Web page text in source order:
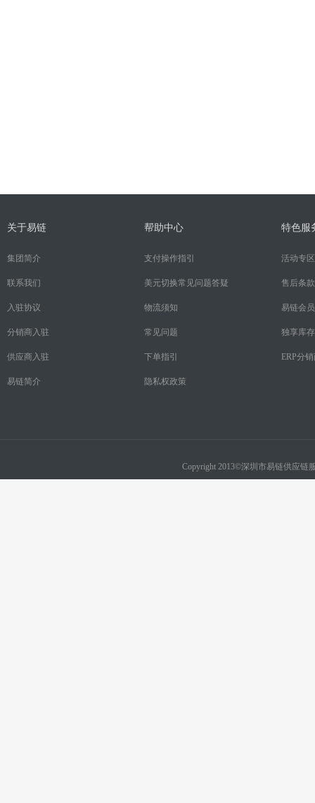
关于易链
集团简介
联系我们
入驻协议
分销商入驻
供应商入驻
易链简介
帮助中心
支付操作指引
美元切换常见问题答疑
物流须知
常见问题
下单指引
隐私权政策
特色服
活动专区
售后条款
易链会
独享库
ERP分
Copyright 2013©深圳市易链供应链